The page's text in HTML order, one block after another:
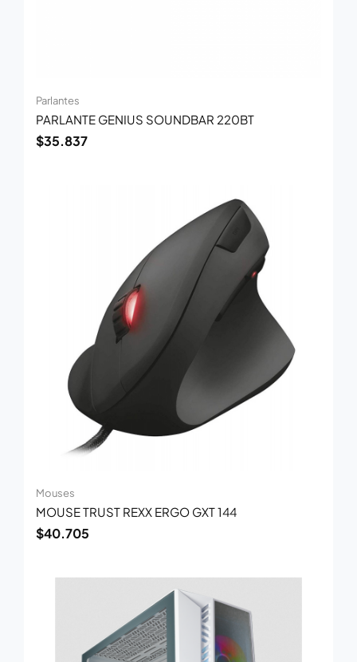
Parlantes
PARLANTE GENIUS SOUNDBAR 220BT
$35.837
Mouses
MOUSE TRUST REXX ERGO GXT 144
$40.705